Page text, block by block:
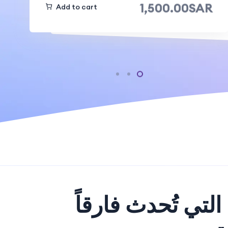
1,500.00SAR
Add to cart
1,500.00SAR
Add to cart 1,500.00SAR
Add to cart
تُحدث فارقاً